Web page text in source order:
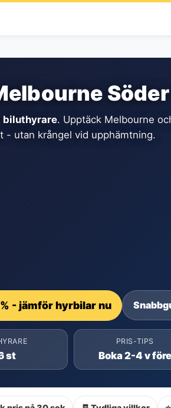
biluthyrare. Upptäck Melbourne
- utan krångel vid upphämtning.
- jämför hyrbilar nu
st
PRIS-TIPS
Boka 2-4 v före